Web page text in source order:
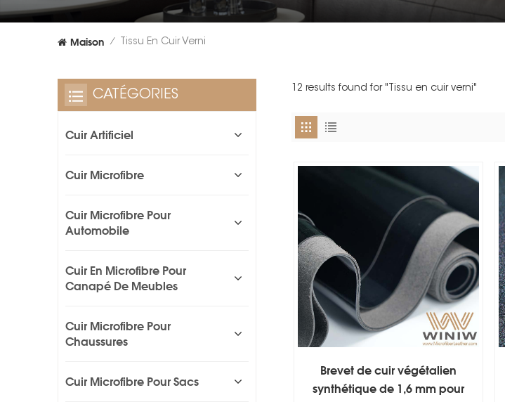
Maison / Tissu En Cuir Verni
12 results found for "Tissu en cuir verni"
Brevet de cuir végétalien
synthétique de 1,6 mm pour
CATÉGORIES
Cuir Artificiel
Cuir Microfibre
Cuir Microfibre Pour
Automobile
Cuir En Microfibre Pour
Canapé De Meubles
Cuir Microfibre Pour
Chaussures
Cuir Microfibre Pour Sacs